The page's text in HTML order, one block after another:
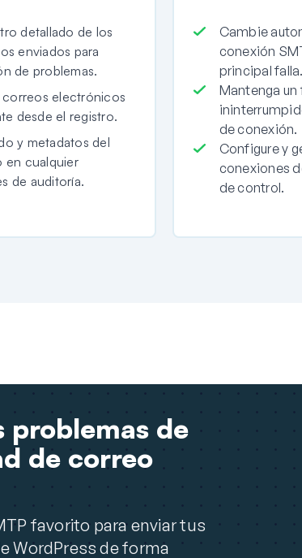
detallado de los
enviados para
de problemas.
correos electrónicos
desde el registro.
y metadatos del
cualquier
de auditoría.
Cambie
conexión
principal falla.
Mantenga
de conexión.
Configure y
conexiones
de control.
problemas de
de correo
favorito para enviar tus
WordPress de forma